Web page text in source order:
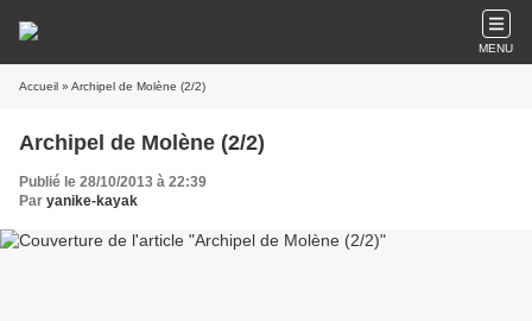
MENU
Accueil » Archipel de Molène (2/2)
Archipel de Molène (2/2)
Publié le 28/10/2013 à 22:39
Par yanike-kayak